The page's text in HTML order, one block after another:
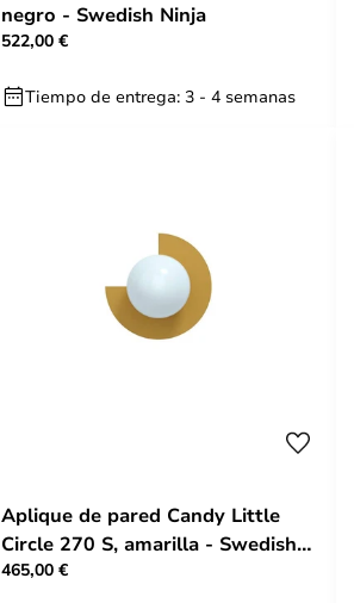
negro - Swedish Ninja
522,00 €
Tiempo de entrega: 3 - 4 semanas
Aplique de pared Candy Little
Circle 270 S, amarilla - Swedish
Ninja
465,00 €